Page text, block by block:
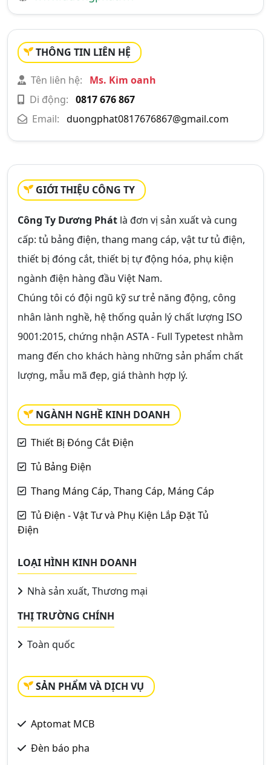
THÔNG TIN LIÊN HỆ
Tên liên hệ:
Ms. Kim oanh
Di động: 0817 676 867
Email: duongphat0817676867@gmail.com
GIỚI THIỆU CÔNG TY
Công Ty Dương Phát là đơn vị sản xuất và cung
cấp: tủ bảng điện, thang mang cáp, vật tư tủ điện,
thiết bị đóng cắt, thiết bị tự động hóa, phụ kiện
ngành điện hàng đầu Việt Nam.
Chúng tôi có đội ngũ kỹ sư trẻ năng động, công
nhân lành nghề, hệ thống quản lý chất lượng ISO
9001:2015, chứng nhận ASTA - Full Typetest nhằm
mang đến cho khách hàng những sản phẩm chất
lượng, mẫu mã đẹp, giá thành hợp lý.
NGÀNH NGHỀ KINH DOANH
Thiết Bị Đóng Cắt Điện
Tủ Bảng Điện
Thang Máng Cáp, Thang Cáp, Máng Cáp
Tủ Điện - Vật Tư và Phụ Kiện Lắp Đặt Tủ
Điện
LOẠI HÌNH KINH DOANH
Nhà sản xuất, Thương mại
THỊ TRƯỜNG CHÍNH
Toàn quốc
SẢN PHẨM VÀ DỊCH VỤ
Aptomat MCB
Đèn báo pha